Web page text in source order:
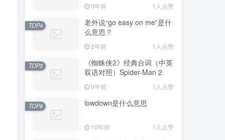
9年前 1人点赞
老外说“go easy on me”是什
么意思？
2年前 1人点赞
TOP4
《蜘蛛侠2》经典台词（中英
双语对照）Spider-Man 2
9年前 1人点赞
TOP5
lowdown是什么意思
10年前 1人点赞
TOP6